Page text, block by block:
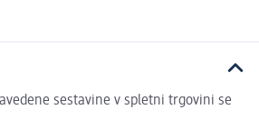
sestavine v spletni trgovini se